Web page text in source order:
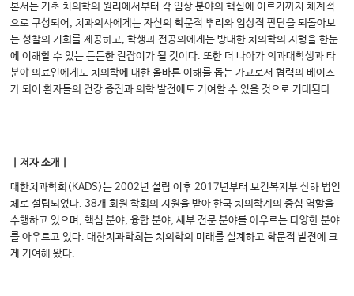
본서는 기초 치의학의 원리에서부터 각 임상 분야의 핵심에 이르기까지 체계적
으로 구성되어, 치과의사에게는 자신의 학문적 뿌리와 임상적 판단을 되돌아보
는 성찰의 기회를 제공하고, 학생과 전공의에게는 방대한 치의학의 지형을 한눈
에 이해할 수 있는 든든한 길잡이가 될 것이다. 또한 더 나아가 의과대학생과 타
분야 의료인에게도 치의학에 대한 올바른 이해를 돕는 가교로서 협력의 베이스
가 되어 환자들의 건강 증진과 의학 발전에도 기여할 수 있을 것으로 기대된다.
｜저자 소개｜
대한치과학회(KADS)는 2002년 설립 이후 2017년부터 보건복지부 산하 법인
체로 설립되었다. 38개 회원 학회의 지원을 받아 한국 치의학계의 중심 역할을
수행하고 있으며, 핵심 분야, 융합 분야, 세부 전문 분야를 아우르는 다양한 분야
를 아우르고 있다. 대한치과학회는 치의학의 미래를 설계하고 학문적 발전에 크
게 기여해 왔다.